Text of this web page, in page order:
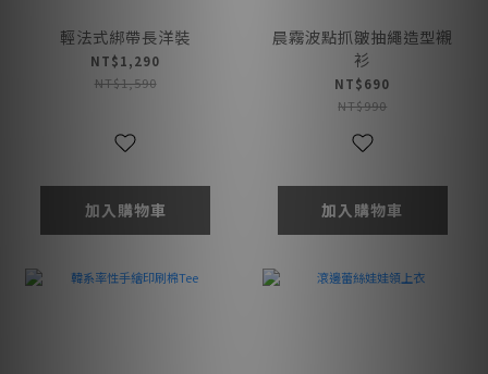
輕法式綁帶長洋裝
NT$1,290
NT$1,590
加入購物車
晨霧波點抓皺抽繩造型襯
衫
NT$690
NT$990
加入購物車